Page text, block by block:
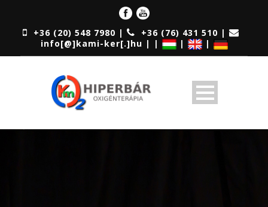
+36 (20) 548 7980 |
+36 (76) 431 510 |
info[@]kami-ker[.]hu | |
| |